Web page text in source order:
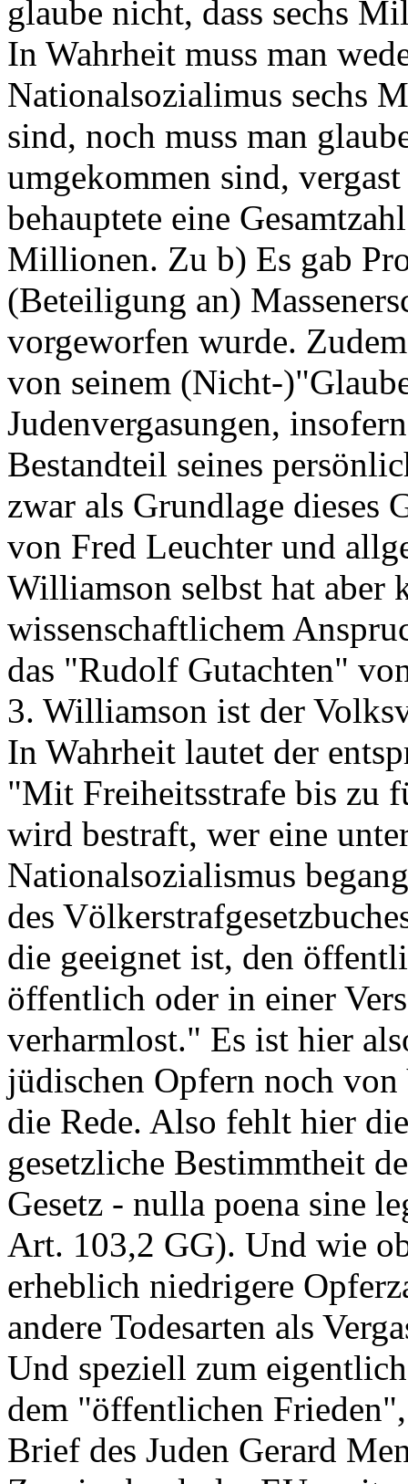
glaube nicht, dass sechs
In Wahrheit muss man
Nationalsozialimus sechs
sind, noch muss man
umgekommen sind,
behauptete eine
Millionen. Zu b) Es gab
(Beteiligung an)
vorgeworfen wurde.
von seinem (Nicht-
Judenvergasungen,
Bestandteil seines
zwar als Grundlage dieses
von Fred Leuchter und
Williamson selbst hat aber
wissenschaftlichem
das "Rudolf Gutachten"
3. Williamson ist der
In Wahrheit lautet der
"Mit Freiheitsstrafe bis zu
wird bestraft, wer eine
Nationalsozialismus
des
die geeignet ist, den
öffentlich oder in einer
verharmlost." Es ist hier
jüdischen Opfern noch
die Rede. Also fehlt hier
gesetzliche Bestimmtheit
Gesetz - nulla poena sine
Art. 103,2 GG). Und wie
erheblich niedrigere
andere Todesarten als
Und speziell zum
dem "öffentlichen
Brief des Juden Gerard